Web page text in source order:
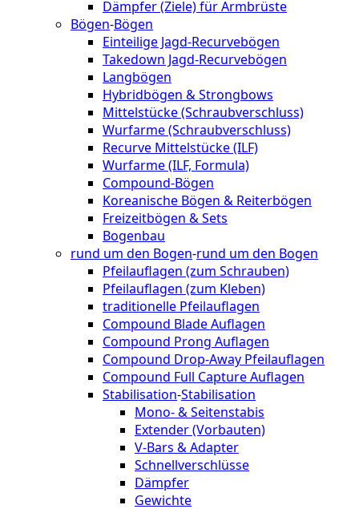
Dämpfer (Ziele) für Armbrüste
Bögen-Bögen
Einteilige Jagd-Recurvebögen
Takedown Jagd-Recurvebögen
Langbögen
Hybridbögen & Strongbows
Mittelstücke (Schraubverschluss)
Wurfarme (Schraubverschluss)
Recurve Mittelstücke (ILF)
Wurfarme (ILF, Formula)
Compound-Bögen
Koreanische Bögen & Reiterbögen
Freizeitbögen & Sets
Bogenbau
rund um den Bogen-rund um den Bogen
Pfeilauflagen (zum Schrauben)
Pfeilauflagen (zum Kleben)
traditionelle Pfeilauflagen
Compound Blade Auflagen
Compound Prong Auflagen
Compound Drop-Away Pfeilauflagen
Compound Full Capture Auflagen
Stabilisation-Stabilisation
Mono- & Seitenstabis
Extender (Vorbauten)
V-Bars & Adapter
Schnellverschlüsse
Dämpfer
Gewichte